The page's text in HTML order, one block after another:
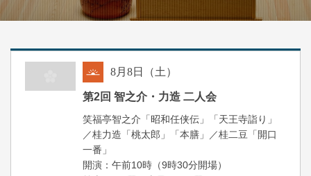
8月8日（土）
第2回 智之介・力造 二人会
笑福亭智之介「昭和任侠伝」「天王寺詣り」
／桂力造「桃太郎」「本膳」／桂二豆「開口
一番」
開演：午前10時（9時30分開場）